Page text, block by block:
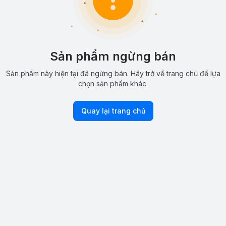
Sản phẩm ngừng bán
Sản phẩm này hiện tại đã ngừng bán. Hãy trở về trang chủ để lựa
chọn sản phẩm khác.
Quay lại trang chủ